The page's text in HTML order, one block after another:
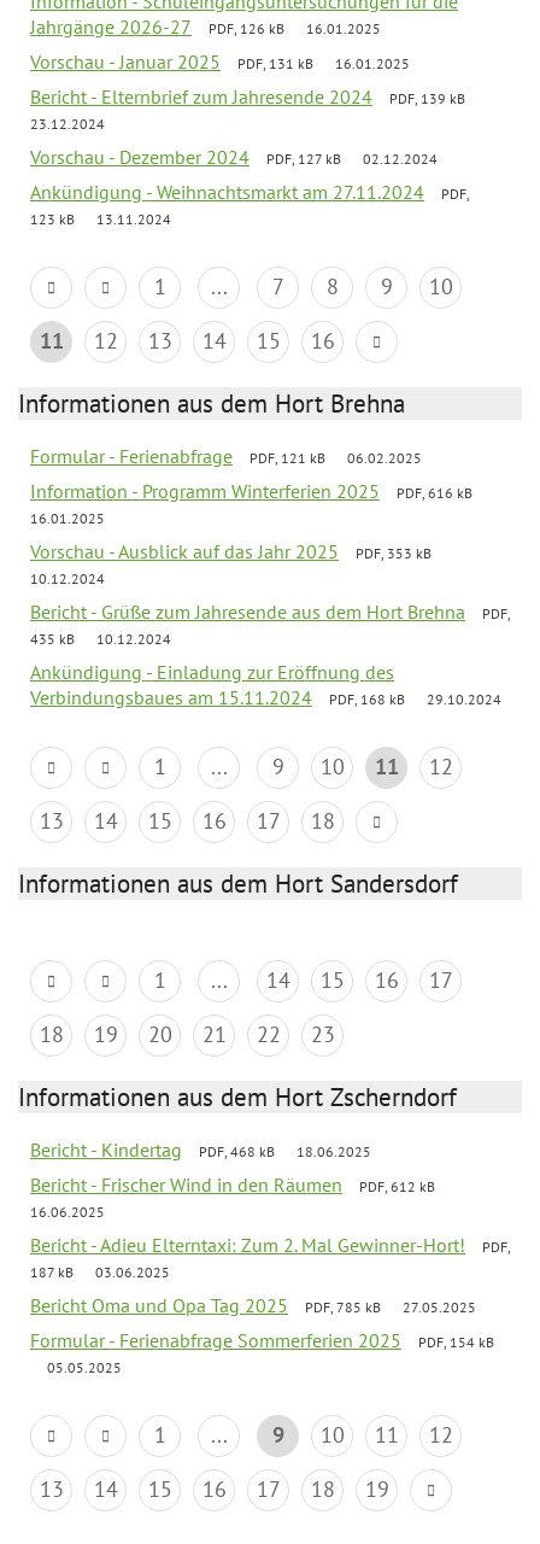
Jahrgänge 2026-27
PDF, 126 kB 16.01.2025
Vorschau - Januar 2025 PDF, 131 kB 16.01.2025
Bericht - Elternbrief zum Jahresende 2024
PDF, 139 kB
23.12.2024
Vorschau - Dezember 2024 PDF, 127 kB 02.12.2024
Ankündigung - Weihnachtsmarkt am 27.11.2024
PDF,
123 kB
13.11.2024
1 ... 7 8 9
10
11
12 13 14 15 16
Informationen aus dem Hort Brehna
Formular - Ferienabfrage PDF, 121 kB 06.02.2025
Information - Programm Winterferien 2025
PDF, 616 kB
16.01.2025
Vorschau - Ausblick auf das Jahr 2025
PDF, 353 kB
10.12.2024
Bericht - Grüße zum Jahresende aus dem Hort Brehna
PDF,
435 kB
10.12.2024
Ankündigung - Einladung zur Eröffnung des
Verbindungsbaues am 15.11.2024
PDF, 168 kB 29.10.2024
1 ... 9 10 11
12
13
14 15 16 17 18
Informationen aus dem Hort Sandersdorf
1 ... 14 15 16
17
18
19 20 21 22 23
Informationen aus dem Hort Zscherndorf
Bericht - Kindertag PDF, 468 kB 18.06.2025
Bericht - Frischer Wind in den Räumen
PDF, 612 kB
16.06.2025
Bericht - Adieu Elterntaxi: Zum 2. Mal Gewinner-Hort!
PDF,
187 kB
03.06.2025
Bericht Oma und Opa Tag 2025 PDF, 785 kB 27.05.2025
Formular - Ferienabfrage Sommerferien 2025
PDF, 154 kB
05.05.2025
1 ... 9 10 11
12
13
14 15 16 17 18 19